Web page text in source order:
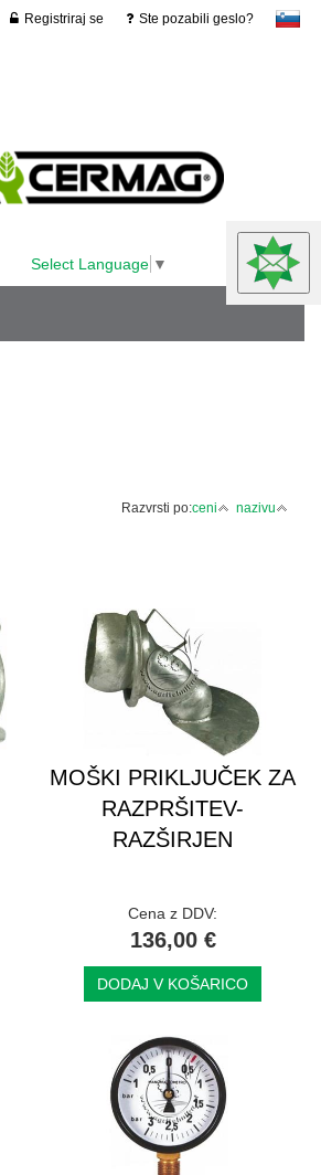
slovensko
Registriraj se Ste pozabili geslo?
Select Language ▼
Razvrsti po:ceni nazivu
MOŠKI PRIKLJUČEK ZA
RAZPRŠITEV-
RAZŠIRJEN
Cena z DDV:
136,00 €
DODAJ V KOŠARICO